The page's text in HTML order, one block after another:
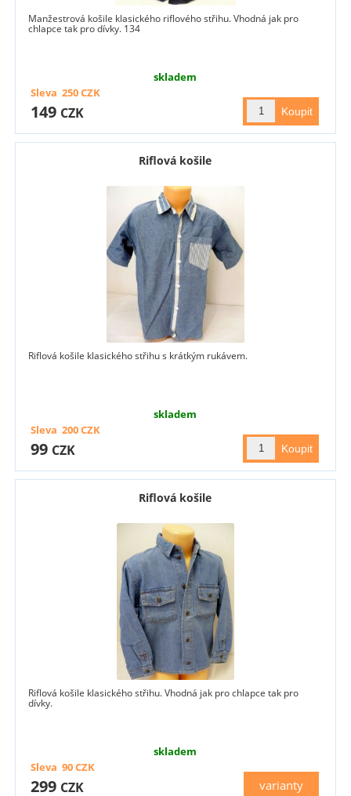
Manžestrová košile klasického riflového střihu. Vhodná jak pro
chlapce tak pro dívky. 134
skladem
149 CZK
Sleva 250CZK
Riflová košile
Riflová košile klasického střihu s krátkým rukávem.
skladem
99 CZK
Sleva 200CZK
Riflová košile
Riflová košile klasického střihu. Vhodná jak pro chlapce tak pro
dívky.
skladem
varianty
299 CZK
Sleva 90CZK